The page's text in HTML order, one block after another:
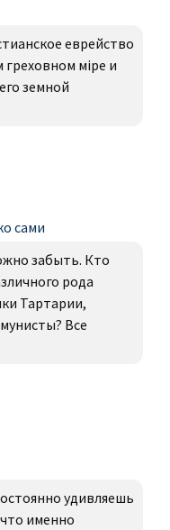
еврейство
міре и
земной
сами
забыть. Кто
рода
Тартарии,
Все
удивляешь
именно